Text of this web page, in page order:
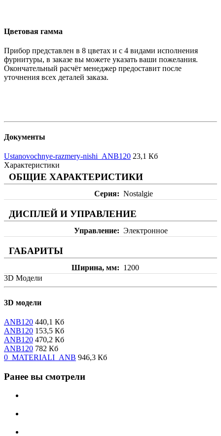
Цветовая гамма
Прибор представлен в 8 цветах и с 4 видами исполнения
фурнитуры, в заказе вы можете указать ваши пожелания.
Окончательный расчёт менеджер предоставит после
уточнения всех деталей заказа.
Документы
Ustanovochnye-razmery-nishi_ANB120 23,1 Кб
Характеристики
ОБЩИЕ ХАРАКТЕРИСТИКИ
Серия Nostalgie
ДИСПЛЕЙ И УПРАВЛЕНИЕ
Управление Электронное
ГАБАРИТЫ
Ширина, мм
1200
3D Модели
3D модели
ANB120 440,1 Кб
ANB120 153,5 Кб
ANB120 470,2 Кб
ANB120 782 Кб
0_MATERIALI_ANB 946,3 Кб
Ранее вы смотрели